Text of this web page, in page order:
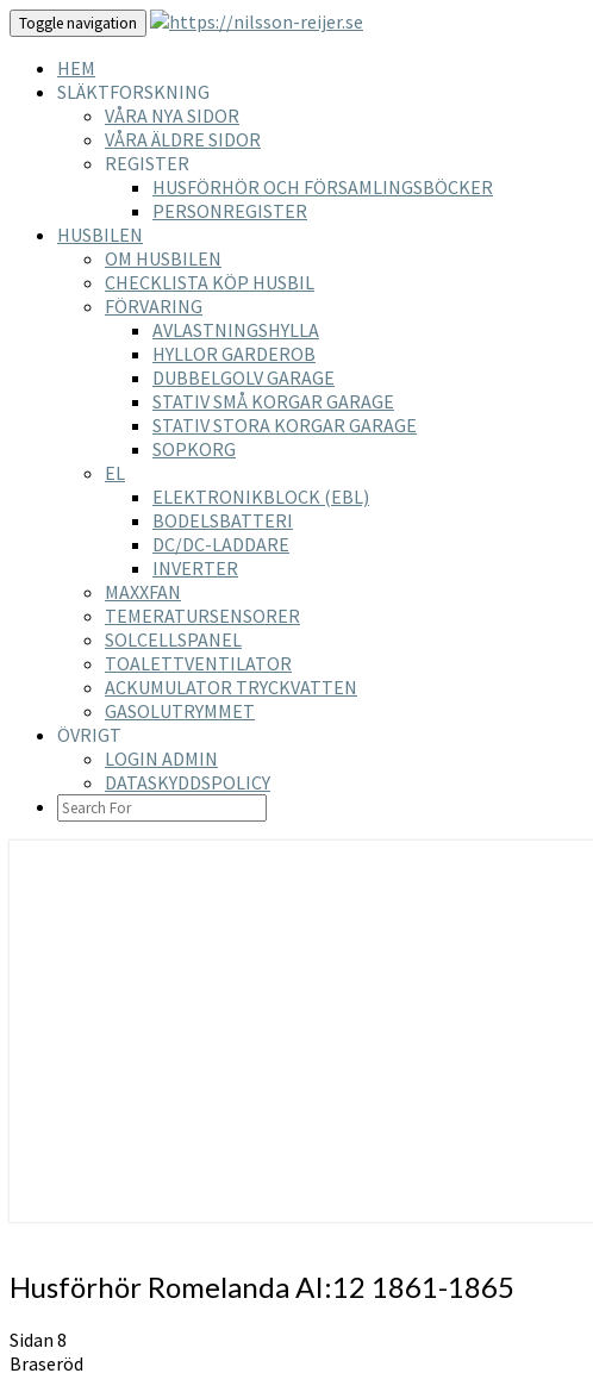
Toggle navigation
HEM
SLÄKTFORSKNING
VÅRA NYA SIDOR
VÅRA ÄLDRE SIDOR
REGISTER
HUSFÖRHÖR OCH FÖRSAMLINGSBÖCKER
PERSONREGISTER
HUSBILEN
OM HUSBILEN
CHECKLISTA KÖP HUSBIL
FÖRVARING
AVLASTNINGSHYLLA
HYLLOR GARDEROB
DUBBELGOLV GARAGE
STATIV SMÅ KORGAR GARAGE
STATIV STORA KORGAR GARAGE
SOPKORG
EL
ELEKTRONIKBLOCK (EBL)
BODELSBATTERI
DC/DC-LADDARE
INVERTER
MAXXFAN
TEMERATURSENSORER
SOLCELLSPANEL
TOALETTVENTILATOR
ACKUMULATOR TRYCKVATTEN
GASOLUTRYMMET
ÖVRIGT
LOGIN ADMIN
DATASKYDDSPOLICY
SEARCH
ICON
Husförhör
Romelanda
1861-
1865
Husförhör Romelanda AI:12 1861-1865
Sidan 8
Braseröd